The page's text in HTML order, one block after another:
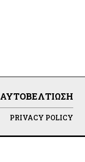
ΑΥΤΟΒΕΛΤΊΩΣΗ
PRIVACY POLICY